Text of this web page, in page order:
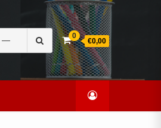
naar:
0
€0,00